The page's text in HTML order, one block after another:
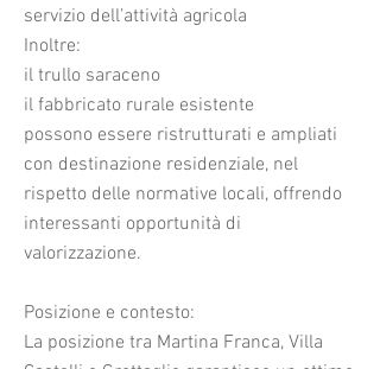
servizio dell’attività agricola
Inoltre:
il trullo saraceno
il fabbricato rurale esistente
possono essere ristrutturati e ampliati
con destinazione residenziale, nel
rispetto delle normative locali, offrendo
interessanti opportunità di
valorizzazione.
Posizione e contesto:
La posizione tra Martina Franca, Villa